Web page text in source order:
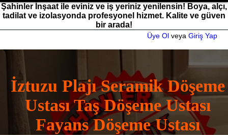
Şahinler İnşaat ile eviniz ve iş yeriniz yenilensin! Boya, alçı,
tadilat ve izolasyonda profesyonel hizmet. Kalite ve güven
bir arada!
Üye Ol veya Giriş Yap
İztuzu Plajı Seramik Döşeme
Ustası Taş Döşeme Ustası
Fayans Döşeme Ustası